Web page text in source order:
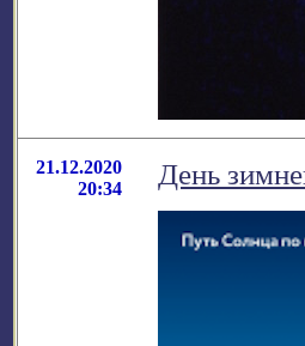
21.12.2020
20:34
День